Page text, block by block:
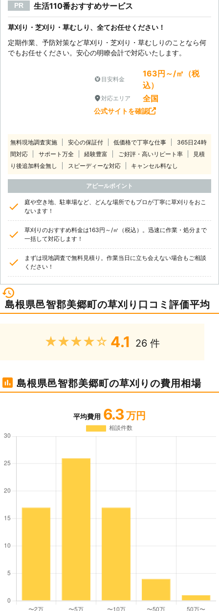
PR 生活110番おすすめサービス
草刈り・芝刈り・草むしり、全てお任せください！
定期作業、予防対策など草刈り・芝刈り・草むしりのことなら何
でもお任せください。安心の明瞭会計で対応いたします。
目安料金
163円～/㎡（税
込）
対応エリア 全国
公式サイトを確認
無料現地調査実施 安心の保証付 低価格で丁寧な仕事
365日24時
間対応
サポート万全 経験豊富 ご好評・高いリピート率
見積
り後追加料金無し
スピーディーな対応 キャンセル料なし
アピールポイント
庭や空き地、駐車場など、どんな場所でもプロが丁寧に草刈りをおこ
ないます！
草刈りのおすすめ料金は163円～/㎡（税込）。迅速に作業・処分まで
一括して対応します！
まずは現地調査で無料見積り。作業当日に立ち会えない場合もご相談
ください！
島根県邑智郡美郷町の草刈り口コミ評価平均
★★★★★ 4.1 26 件
島根県邑智郡美郷町の草刈りの費用相場
平均費用 6.3 万円